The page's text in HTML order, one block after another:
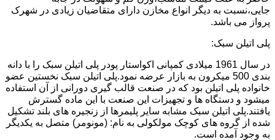
جایی،نسبت به دیگر انواع مخازن دارای متقاضیان زیادی در شهرک
پرواز می باشد.
پلی اتیلن سبک:
در سال 1961 میلادی کمپانی اکواستار پودر پلی اتیلن سبک را با دانه
بندی 500 میکرون به بازار عرضه نمود.پلی اتیلن سبک نخستین عضو
خانواده پلی اتیلن بود که در صنعت قالب گیری دورانی از آن استفاده
میشود و دستگاه ها و تجهیزات این صنعت با این ماده گسترش
یافتند.پلی اتیلن سبک مشابه سایر پلیمرها از زنجیره های بلند تشکیل
شده از گروه های کوچک مولکولی به نام: (مونومر) متصل به یکدیگر
به وجود آمده است.